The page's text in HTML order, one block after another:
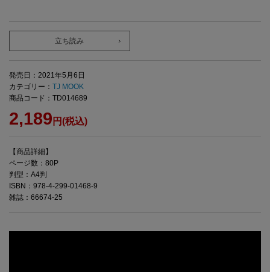
立ち読み
発売日：2021年5月6日
カテゴリー： TJ MOOK
商品コード：TD014689
2,189 円(税込)
【商品詳細】
ページ数：80P
判型：A4判
ISBN：978-4-299-01468-9
雑誌：66674-25